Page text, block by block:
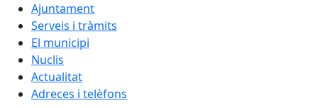
Ajuntament
Serveis i tràmits
El municipi
Nuclis
Actualitat
Adreces i telèfons